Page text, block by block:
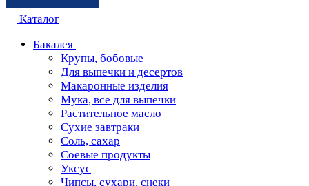
Каталог
Бакалея
Крупы, бобовые
Для выпечки и десертов
Макаронные изделия
Мука, все для выпечки
Растительное масло
Сухие завтраки
Соль, сахар
Соевые продукты
Уксус
Чипсы, сухари, снеки